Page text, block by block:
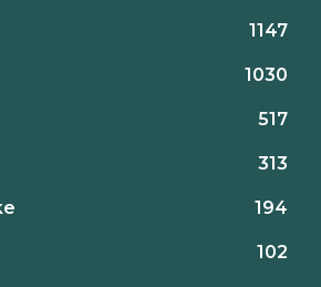
1147
1030
517
313
194
102